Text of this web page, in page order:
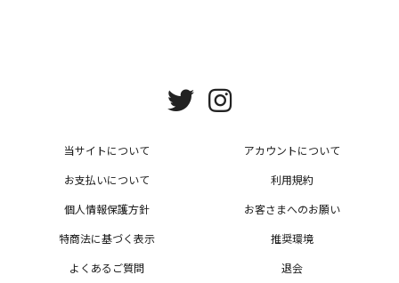
当サイトについて
アカウントについて
お支払いについて
利用規約
個人情報保護方針
お客さまへのお願い
特商法に基づく表示
推奨環境
よくあるご質問
退会